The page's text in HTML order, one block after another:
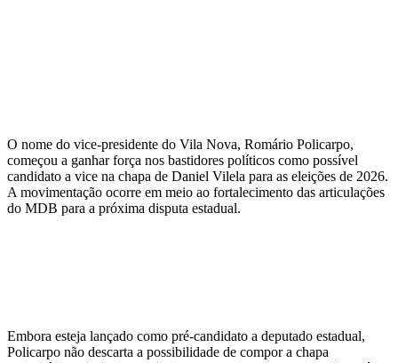
O nome do vice-presidente do Vila Nova, Romário Policarpo,
começou a ganhar força nos bastidores políticos como possível
candidato a vice na chapa de Daniel Vilela para as eleições de 2026.
A movimentação ocorre em meio ao fortalecimento das articulações
do MDB para a próxima disputa estadual.
Embora esteja lançado como pré-candidato a deputado estadual,
Policarpo não descarta a possibilidade de compor a chapa